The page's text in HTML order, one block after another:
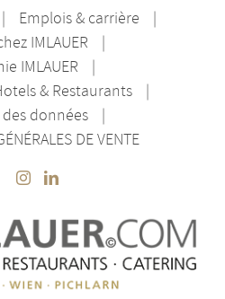
Emplois & carrière
IMLAUER
IMLAUER
& Restaurants
données
DE VENTE